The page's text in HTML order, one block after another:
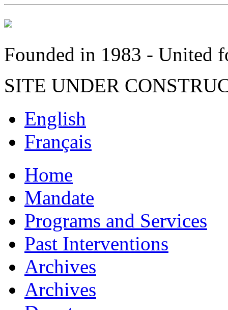
Founded in 1983 - United
SITE UNDER
English
Français
Home
Mandate
Programs and Services
Past Interventions
Archives
Archives